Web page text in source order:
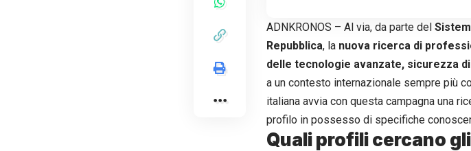
ADNKRONOS – Al via, da parte del
Repubblica, la nuova ricerca di
delle tecnologie avanzate, sicurezza
a un contesto internazionale sempre più
italiana avvia con questa campagna una
profilo in possesso di specifiche
Quali profili cercano